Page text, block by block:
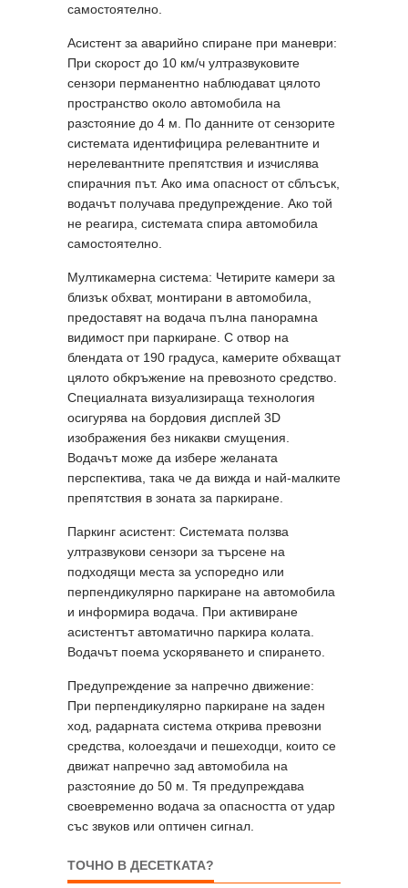
самостоятелно.
Асистент за аварийно спиране при маневри:
При скорост до 10 км/ч ултразвуковите
сензори перманентно наблюдават цялото
пространство около автомобила на
разстояние до 4 м. По данните от сензорите
системата идентифицира релевантните и
нерелевантните препятствия и изчислява
спирачния път. Ако има опасност от сблъсък,
водачът получава предупреждение. Ако той
не реагира, системата спира автомобила
самостоятелно.
Мултикамерна система: Четирите камери за
близък обхват, монтирани в автомобила,
предоставят на водача пълна панорамна
видимост при паркиране. С отвор на
блендата от 190 градуса, камерите обхващат
цялото обкръжение на превозното средство.
Специалната визуализираща технология
осигурява на бордовия дисплей 3D
изображения без никакви смущения.
Водачът може да избере желаната
перспектива, така че да вижда и най-малките
препятствия в зоната за паркиране.
Паркинг асистент: Системата ползва
ултразвукови сензори за търсене на
подходящи места за успоредно или
перпендикулярно паркиране на автомобила
и информира водача. При активиране
асистентът автоматично паркира колата.
Водачът поема ускоряването и спирането.
Предупреждение за напречно движение:
При перпендикулярно паркиране на заден
ход, радарната система открива превозни
средства, колоездачи и пешеходци, които се
движат напречно зад автомобила на
разстояние до 50 м. Тя предупреждава
своевременно водача за опасността от удар
със звуков или оптичен сигнал.
ТОЧНО В ДЕСЕТКАТА?